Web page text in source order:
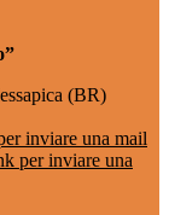
(BR)
inviare una mail
per inviare una